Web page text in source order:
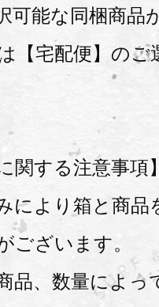
可能な同梱商品
【宅配便】のご
関する注意事項
により箱と商品
ございます。
品、数量によっ